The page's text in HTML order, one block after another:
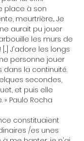
place à son
meurtrière... Je
aurait pu jouer
les murs de
J'adore les longs
personne jouer
dans la continuité.
secondes,
et puis elle
Paulo Rocha
constituaient
/es unes